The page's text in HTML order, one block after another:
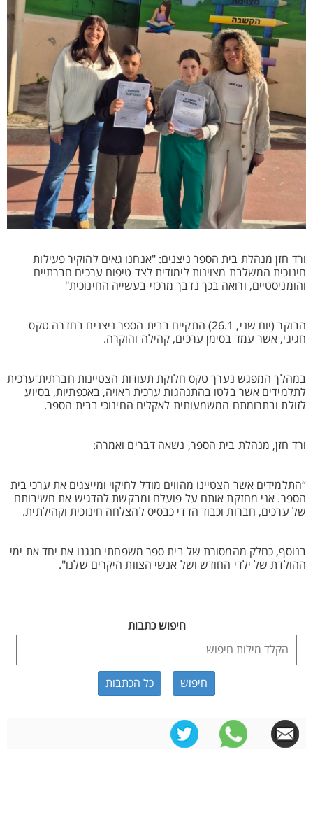
ורד חזן מנהלת בית הספר ניצנים: "אנחנו גאים להוקיר פעילות
חינוכית המשלבת מצוינות לימודית לצד טיפוח ערכים חברתיים
והומניסטיים, ורואה בכך נדבך מרכזי בעשייה החינוכית"
הבוקר (יום שני, 26.1) התקיים בבית הספר ניצנים בחדרה טקס
חגיגי, אשר עמד בסימן ערכים, קהילה והוקרה.
במהלך המפגש נערך טקס חלוקת תעודות הצטיינות חברתית־ערכית
לתלמידים אשר בלטו בהתנהגות ערכית ראויה, באכפתיות, בסיוע
לזולת ובתרומתם המשמעותית לאקלים החינוכי בבית הספר.
ורד חזן, מנהלת בית הספר, נשאה דברים ואמרה:
“התלמידים אשר הצטיינו מהווים מודל לחיקוי ומייצגים את ערכי בית
הספר. אני מחזקת אותם על פועלם ומבקשת להדגיש את חשיבותם
של ערכים, חברות וכבוד הדדי כבסיס להצלחה חינוכית וקהילתית.
בנוסף, כחלק מהמסורת של בית ספר משפחתי חגגנו את יחד את ימי
ההולדת של ילדי החודש ושל אנשי הצוות היקרים שלנו".
חיפוש כתבות
כל הכתבות